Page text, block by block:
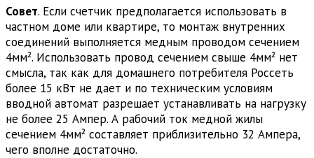
Совет. Если счетчик предполагается использовать в
частном доме или квартире, то монтаж внутренних
соединений выполняется медным проводом сечением
4мм². Использовать провод сечением свыше 4мм² нет
смысла, так как для домашнего потребителя Россеть
более 15 кВт не дает и по техническим условиям
вводной автомат разрешает устанавливать на нагрузку
не более 25 Ампер. А рабочий ток медной жилы
сечением 4мм² составляет приблизительно 32 Ампера,
чего вполне достаточно.